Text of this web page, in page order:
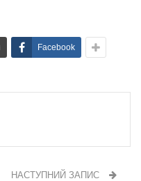
Facebook
НАСТУПНИЙ ЗАПИС